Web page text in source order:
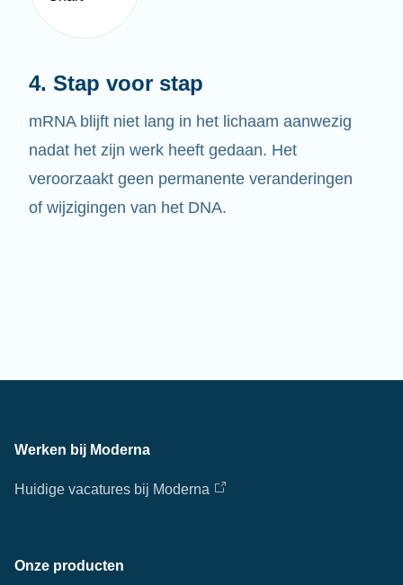
4. Stap voor stap
mRNA blijft niet lang in het lichaam aanwezig
nadat het zijn werk heeft gedaan. Het
veroorzaakt geen permanente veranderingen
of wijzigingen van het DNA.
Werken bij Moderna
Huidige vacatures bij Moderna
Onze producten